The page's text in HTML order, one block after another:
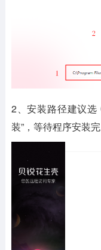
2、安装路径建议选
装”，等待程序安装完